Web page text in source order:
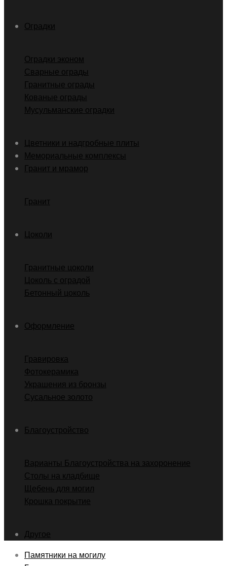
Оградки
Оградки эконом
Сварные ограды
Гранитные ограды
Кованые ограды
Мусульманские оградки
Цветники и надгробные плиты
Мемориальные комплексы
Гранит и мрамор
Гранит
Цоколи
Гранитные цоколи
Цоколь с оградой
Бетонный цоколь
Оформление
Гравировка
Фотокерамика
Украшения из бронзы
Сусальное золото
Благоустройство
Варианты Благоустройства на захоронение
Столы на кладбище
Щебень для могил
Крошка покрытие
Другое
Памятники на могилу